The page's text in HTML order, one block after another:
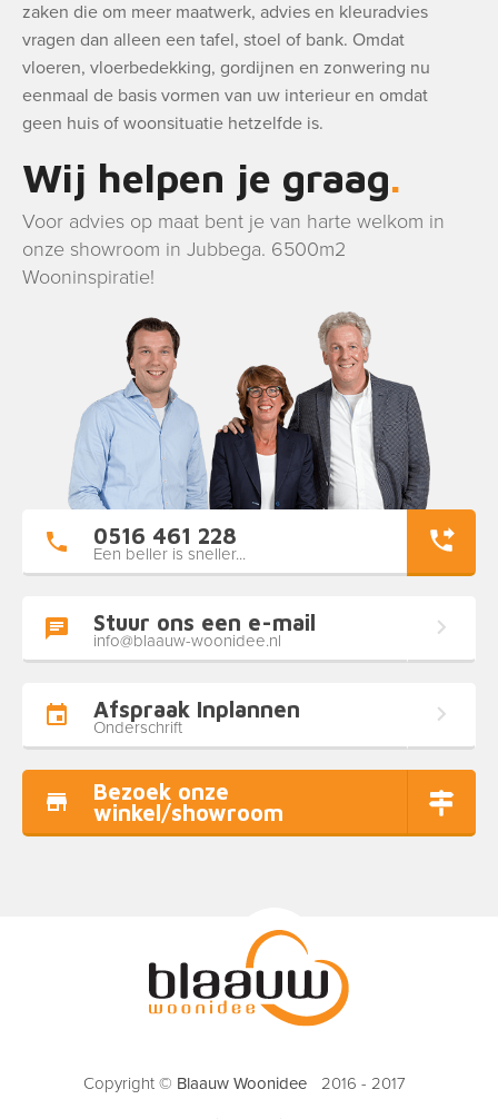
zaken die om meer maatwerk, advies en kleuradvies
vragen dan alleen een tafel, stoel of bank. Omdat
vloeren, vloerbedekking, gordijnen en zonwering nu
eenmaal de basis vormen van uw interieur en omdat
geen huis of woonsituatie hetzelfde is.
Wij helpen je graag
Voor advies op maat bent je van harte welkom in
onze showroom in Jubbega. 6500m2
Wooninspiratie!
0516 461 228
Een beller is sneller...
Stuur ons een e-mail
info@blaauw-woonidee.nl
Afspraak Inplannen
Onderschrift
Bezoek onze
winkel/showroom
Copyright © Blaauw Woonidee 2016 - 2017